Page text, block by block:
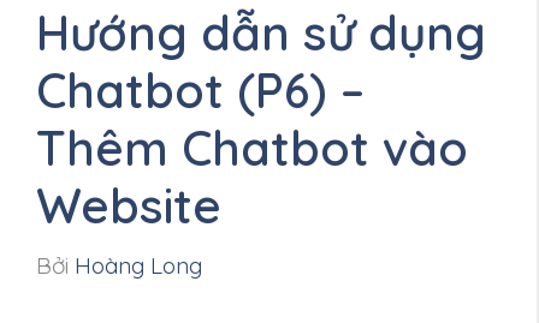
Hướng dẫn sử dụng
Chatbot (P6) –
Thêm Chatbot vào
Website
Bởi Hoàng Long